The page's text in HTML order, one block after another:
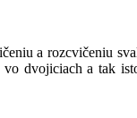
a rozcvičeniu
dvojiciach a tak